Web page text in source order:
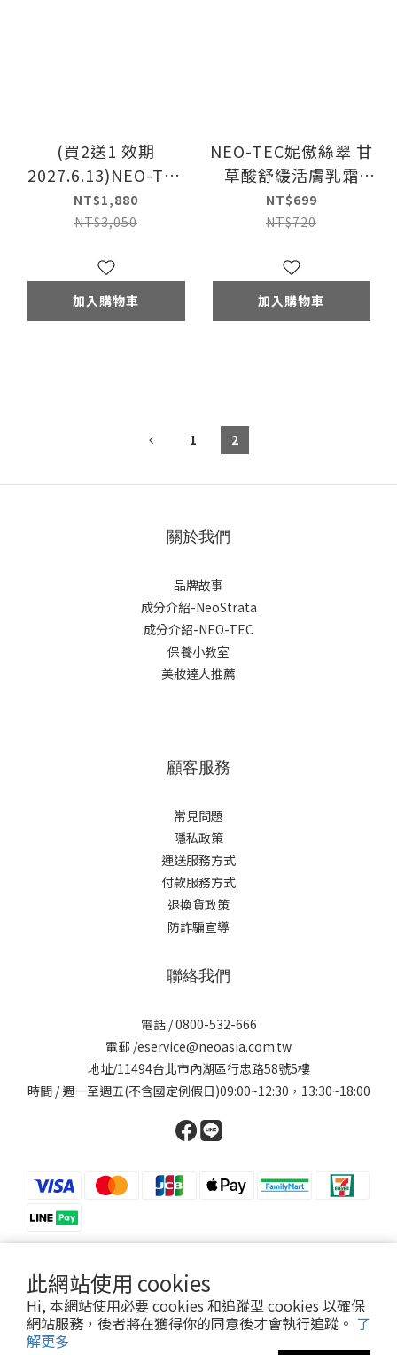
此網站使用 cookies
Hi, 本網站使用必要 cookies 和追蹤型 cookies 以確保
網站服務，後者將在獲得你的同意後才會執行追蹤。 了
解更多
(買2送1 效期
2027.6.13)NEO-TEC
妮傲絲翠 物理性潤色
防曬霜SPF50
NT$1,880
NT$3,050
加入購物車
NEO-TEC妮傲絲翠 甘
草酸舒緩活膚乳霜
50ml
NT$699
NT$720
加入購物車
1 2
關於我們
品牌故事
成分介紹-NeoStrata
成分介紹-NEO-TEC
保養小教室
美妝達人推薦
顧客服務
常見問題
隱私政策
運送服務方式
付款服務方式
退換貨政策
防詐騙宣導
聯絡我們
電話 / 0800-532-666
電郵 /eservice@neoasia.com.tw
地址/11494台北市內湖區行忠路58號5樓
時間 / 週一至週五(不含國定例假日)09:00~12:30，13:30~18:00
提醒您，我們不會以電話或簡訊方式通知變更付款方式。